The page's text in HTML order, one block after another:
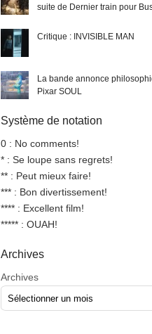
suite de Dernier train pour
Critique : INVISIBLE MAN
La bande annonce
Pixar SOUL
Système de notation
0 : No comments!
* : Se loupe sans regrets!
** : Peut mieux faire!
*** : Bon divertissement!
**** : Excellent film!
***** : OUAH!
Archives
Archives